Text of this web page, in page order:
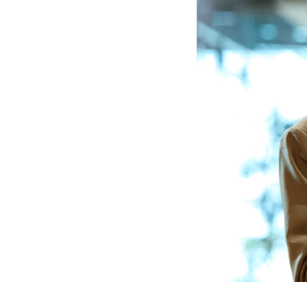
アクアスターの事業
社内の成長環境